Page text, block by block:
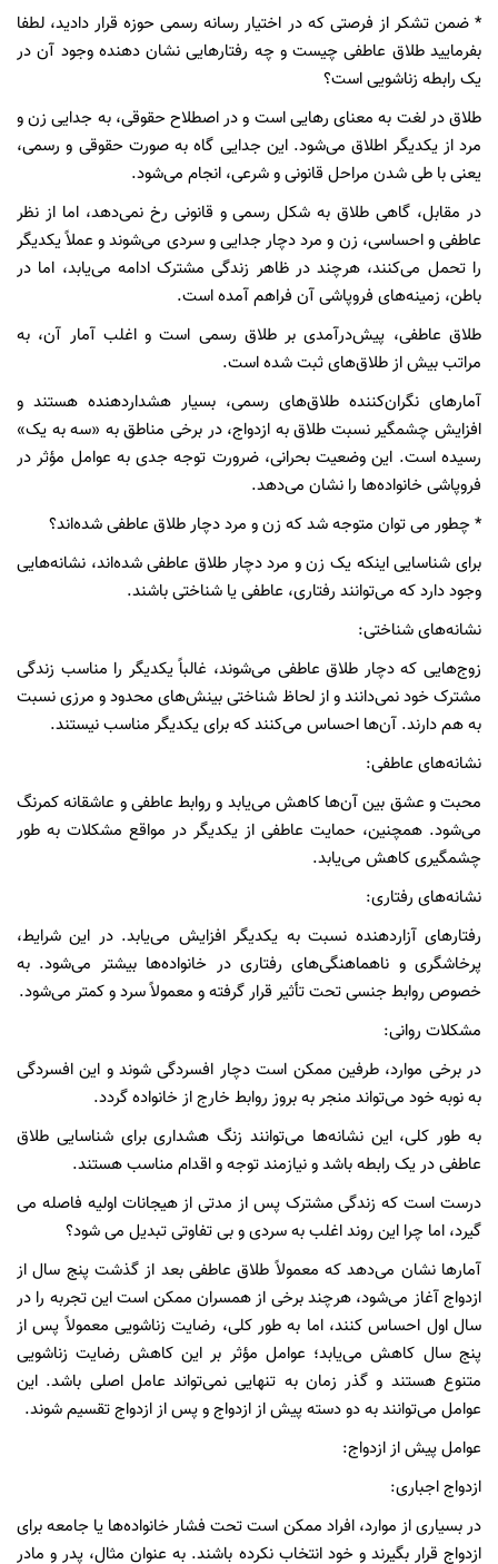
* ضمن تشکر از فرصتی که در اختیار رسانه رسمی حوزه قرار دادید، لطفا
بفرمایید طلاق عاطفی چیست و چه رفتارهایی نشان دهنده وجود آن در
یک رابطه زناشویی است؟
طلاق در لغت به معنای رهایی است و در اصطلاح حقوقی، به جدایی زن و
مرد از یکدیگر اطلاق می‌شود. این جدایی گاه به صورت حقوقی و رسمی،
یعنی با طی شدن مراحل قانونی و شرعی، انجام می‌شود.
در مقابل، گاهی طلاق به شکل رسمی و قانونی رخ نمی‌دهد، اما از نظر
عاطفی و احساسی، زن و مرد دچار جدایی و سردی می‌شوند و عملاً یکدیگر
را تحمل می‌کنند، هرچند در ظاهر زندگی مشترک ادامه می‌یابد، اما در
باطن، زمینه‌های فروپاشی آن فراهم آمده است.
طلاق عاطفی، پیش‌درآمدی بر طلاق رسمی است و اغلب آمار آن، به
مراتب بیش از طلاق‌های ثبت شده است.
آمارهای نگران‌کننده طلاق‌های رسمی، بسیار هشداردهنده هستند و
افزایش چشمگیر نسبت طلاق به ازدواج، در برخی مناطق به «سه به یک»
رسیده است. این وضعیت بحرانی، ضرورت توجه جدی به عوامل مؤثر در
فروپاشی خانواده‌ها را نشان می‌دهد.
* چطور می توان متوجه شد که زن و مرد دچار طلاق عاطفی شده‌اند؟
برای شناسایی اینکه یک زن و مرد دچار طلاق عاطفی شده‌اند، نشانه‌هایی
وجود دارد که می‌توانند رفتاری، عاطفی یا شناختی باشند.
نشانه‌های شناختی:
زوج‌هایی که دچار طلاق عاطفی می‌شوند، غالباً یکدیگر را مناسب زندگی
مشترک خود نمی‌دانند و از لحاظ شناختی بینش‌های محدود و مرزی نسبت
به هم دارند. آن‌ها احساس می‌کنند که برای یکدیگر مناسب نیستند.
نشانه‌های عاطفی:
محبت و عشق بین آن‌ها کاهش می‌یابد و روابط عاطفی و عاشقانه کمرنگ
می‌شود. همچنین، حمایت عاطفی از یکدیگر در مواقع مشکلات به طور
چشمگیری کاهش می‌یابد.
نشانه‌های رفتاری:
رفتارهای آزاردهنده نسبت به یکدیگر افزایش می‌یابد. در این شرایط،
پرخاشگری و ناهماهنگی‌های رفتاری در خانواده‌ها بیشتر می‌شود. به
خصوص روابط جنسی تحت تأثیر قرار گرفته و معمولاً سرد و کمتر می‌شود.
مشکلات روانی:
در برخی موارد، طرفین ممکن است دچار افسردگی شوند و این افسردگی
به نوبه خود می‌تواند منجر به بروز روابط خارج از خانواده گردد.
به طور کلی، این نشانه‌ها می‌توانند زنگ هشداری برای شناسایی طلاق
عاطفی در یک رابطه باشد و نیازمند توجه و اقدام مناسب هستند.
درست است که زندگی مشترک پس از مدتی از هیجانات اولیه فاصله می
گیرد، اما چرا این روند اغلب به سردی و بی تفاوتی تبدیل می شود؟
آمارها نشان می‌دهد که معمولاً طلاق عاطفی بعد از گذشت پنج سال از
ازدواج آغاز می‌شود، هرچند برخی از همسران ممکن است این تجربه را در
سال اول احساس کنند، اما به طور کلی، رضایت زناشویی معمولاً پس از
پنج سال کاهش می‌یابد؛ عوامل مؤثر بر این کاهش رضایت زناشویی
متنوع هستند و گذر زمان به تنهایی نمی‌تواند عامل اصلی باشد. این
عوامل می‌توانند به دو دسته پیش از ازدواج و پس از ازدواج تقسیم شوند.
عوامل پیش از ازدواج:
ازدواج اجباری:
در بسیاری از موارد، افراد ممکن است تحت فشار خانواده‌ها یا جامعه برای
ازدواج قرار بگیرند و خود انتخاب نکرده باشند. به عنوان مثال، پدر و مادر